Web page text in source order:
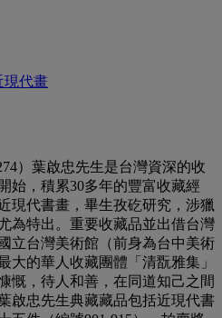
現代畫
）葉啟忠先生是台灣資深的收
始，積累30多年的豐富收藏經
現代書畫，畢生孜矻研究，涉獵
為特出。重要收藏品並出借台灣
立台灣美術館（前身為台中美術
大的華人收藏團體「清翫雅集」
慨，待人和善，在同道知己之間
啟忠先生典藏藏品包括近現代書